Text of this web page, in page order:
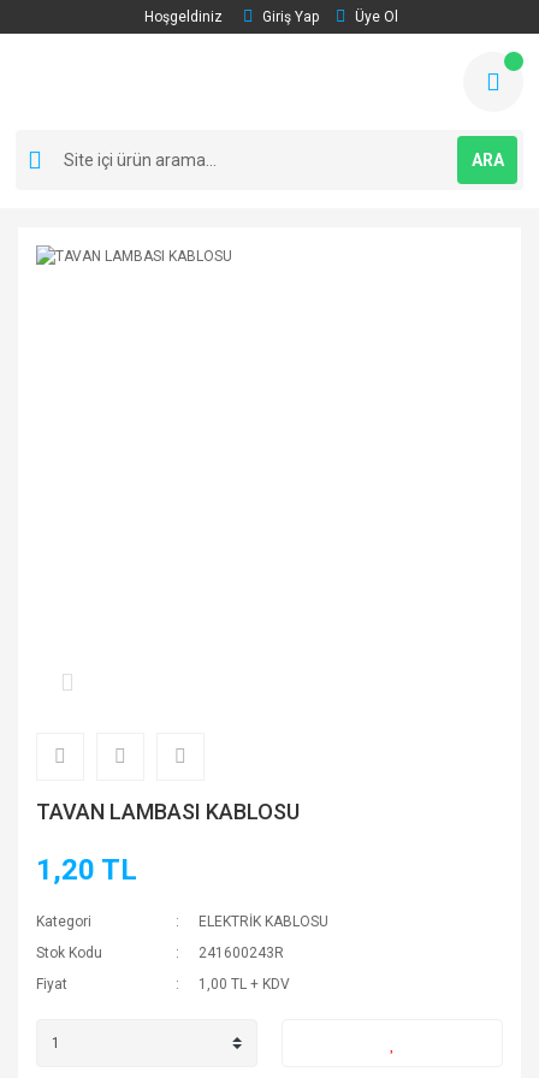
Hoşgeldiniz Giriş Yap Üye Ol
ARA
TAVAN LAMBASI KABLOSU
1,20 TL
Kategori
ELEKTRİK KABLOSU
Stok Kodu
241600243R
Fiyat
1,00 TL + KDV